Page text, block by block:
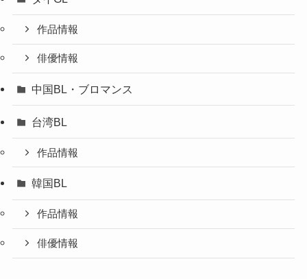
作品情報
俳優情報
中国BL・ブロマンス
台湾BL
作品情報
韓国BL
作品情報
俳優情報